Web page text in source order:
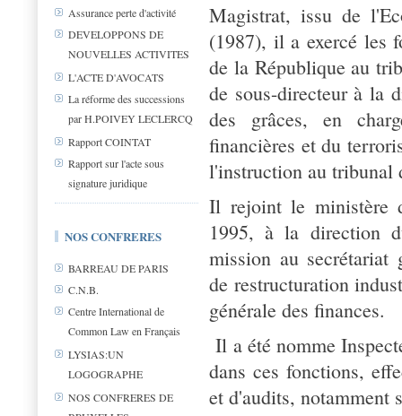
Assurance perte d'activité
DEVELOPPONS DE
NOUVELLES ACTIVITES
L'ACTE D'AVOCATS
La réforme des successions
par H.POIVEY LECLERCQ
Rapport COINTAT
Rapport sur l'acte sous
signature juridique
NOS CONFRERES
BARREAU DE PARIS
C.N.B.
Centre International de
Common Law en Français
LYSIAS:UN
LOGOGRAPHE
NOS CONFRERES DE
Magistrat, issu de
(1987), il a exercé les
de la République au
de sous-directeur à la
des grâces, en
financières et du
l'instruction au tribunal
Il rejoint le ministère
1995, à la direction
mission au secrétariat
de restructuration
générale des finances.
Il a été nomme
dans ces fonctions,
et d'audits, notamment